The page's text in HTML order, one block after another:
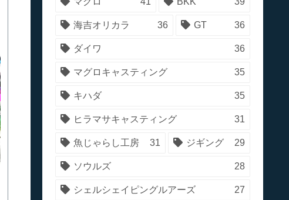
海吉オリカラ 36 GT 36
ダイワ 36
マグロキャスティング 35
キハダ 35
ヒラマサキャスティング 31
魚じゃらし工房 31 ジギング 29
ソウルズ 28
シェルシェイピングルアーズ 27